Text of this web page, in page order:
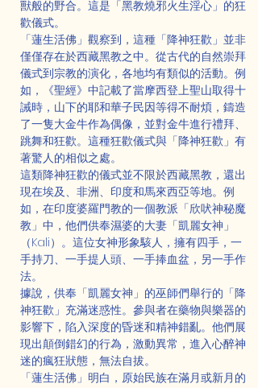
獸般的野合。這是「黑教燒邪火生淫心」的狂
歡儀式。
「蓮生活佛」觀察到，這種「降神狂歡」並非
僅僅存在於西藏黑教之中。從古代的自然崇拜
儀式到宗教的演化，各地均有類似的活動。例
如，《聖經》中記載了當摩西登上聖山取得十
誡時，山下的耶和華子民因等得不耐煩，鑄造
了一隻大金牛作為偶像，並對金牛進行禮拜、
跳舞和狂歡。這種狂歡儀式與「降神狂歡」有
著驚人的相似之處。
這類降神狂歡的儀式並不限於西藏黑教，還出
現在埃及、非洲、印度和馬來西亞等地。例
如，在印度婆羅門教的一個教派「欣吠神秘魔
教」中，他們供奉濕婆的大妻「凱麗女神」
（Kali）。這位女神形象駭人，擁有四手，一
手持刀、一手提人頭、一手捧血盆，另一手作
法。
據說，供奉「凱麗女神」的巫師們舉行的「降
神狂歡」充滿迷惑性。參與者在藥物與樂器的
影響下，陷入深度的昏迷和精神錯亂。他們展
現出顛倒錯幻的行為，激動異常，進入心醉神
迷的瘋狂狀態，無法自拔。
「蓮生活佛」明白，原始民族在滿月或新月的